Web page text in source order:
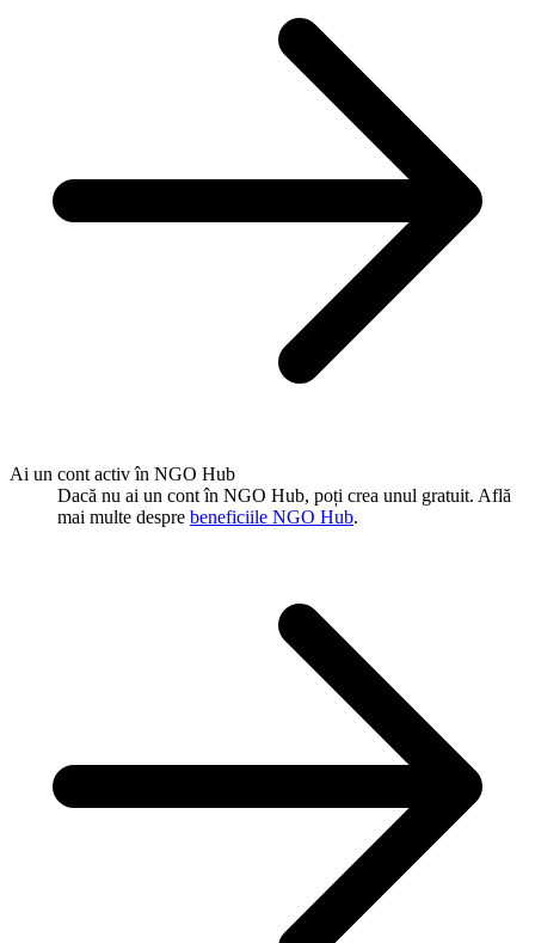
Ai un cont activ în NGO Hub
Dacă nu ai un cont în NGO Hub, poți crea unul gratuit. Află
mai multe despre beneficiile NGO Hub.